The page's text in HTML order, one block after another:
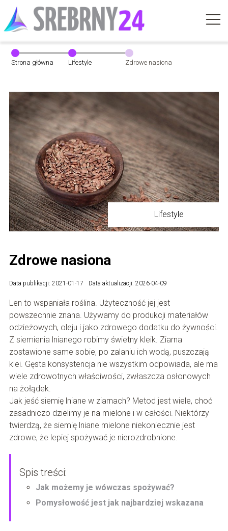
Strona główna Lifestyle Zdrowe nasiona
Lifestyle
Zdrowe nasiona
Data publikacji: 2021-01-17 Data aktualizacji: 2026-04-09
Len to wspaniała roślina. Użyteczność jej jest
powszechnie znana. Używamy do produkcji materiałów
odzieżowych, oleju i jako zdrowego dodatku do żywności.
Z siemienia lnianego robimy świetny kleik. Ziarna
zostawione same sobie, po zalaniu ich wodą, puszczają
klei. Gęsta konsystencja nie wszystkim odpowiada, ale ma
wiele zdrowotnych właściwości, zwłaszcza osłonowych
na żołądek.
Jak jeść siemię lniane w ziarnach? Metod jest wiele, choć
zasadniczo dzielimy je na mielone i w całości. Niektórzy
twierdzą, że siemię lniane mielone niekoniecznie jest
zdrowe, że lepiej spożywać je nierozdrobnione.
Spis treści:
Jak możemy je wówczas spożywać?
Pomysłowość jest jak najbardziej wskazana